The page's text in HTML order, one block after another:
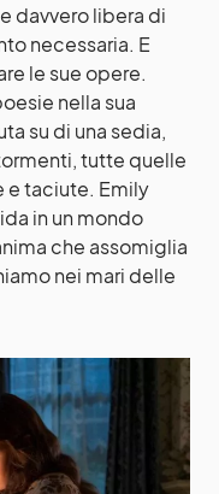
davvero libera di
necessaria. E
le sue opere.
nella sua
su di una sedia,
tutte quelle
e taciute. Emily
in un mondo
che assomiglia
nei mari delle